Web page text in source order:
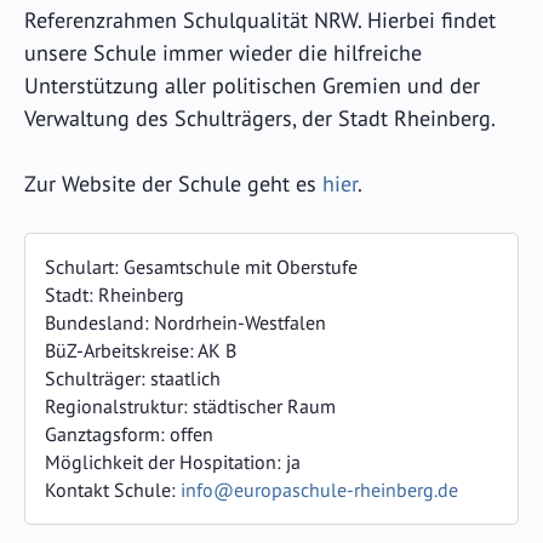
Referenzrahmen Schulqualität NRW. Hierbei findet
unsere Schule immer wieder die hilfreiche
Unterstützung aller politischen Gremien und der
Verwaltung des Schulträgers, der Stadt Rheinberg.
Zur Website der Schule geht es hier.
Schulart: Gesamtschule mit Oberstufe
Stadt: Rheinberg
Bundesland: Nordrhein-Westfalen
BüZ-Arbeitskreise:AK B
Schulträger: staatlich
Regionalstruktur: städtischer Raum
Ganztagsform: offen
Möglichkeit der Hospitation: ja
Kontakt Schule: info@europaschule-rheinberg.de